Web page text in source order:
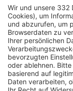
HÄUFIG
Pässe und
Trainerausbildung
Schulungsangebot
BFV-
Trainerbörse